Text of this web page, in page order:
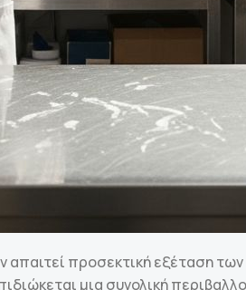
προσεκτική εξέταση
μια συνολική